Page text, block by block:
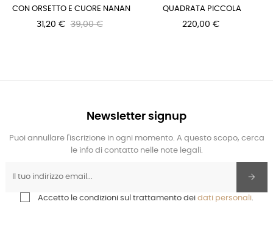
CON ORSETTO E CUORE NANAN
31,20 € 39,00 €
QUADRATA PICCOLA
220,00 €
Newsletter signup
Puoi annullare l'iscrizione in ogni momento. A questo scopo, cerca
le info di contatto nelle note legali.
Accetto le condizioni sul trattamento dei dati personali.